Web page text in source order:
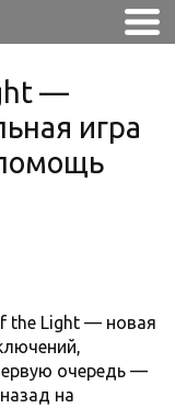
—
игра
the Light — новая
очередь —
на